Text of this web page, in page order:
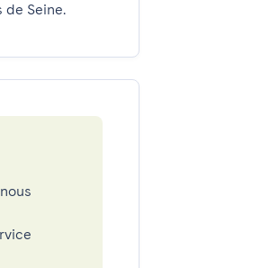
de Seine.